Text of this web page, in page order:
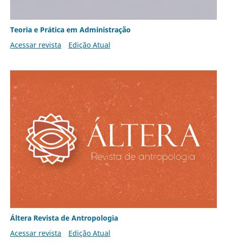
Teoria e Prática em Administração
Acessar revista
Edição Atual
Áltera Revista de Antropologia
Acessar revista
Edição Atual